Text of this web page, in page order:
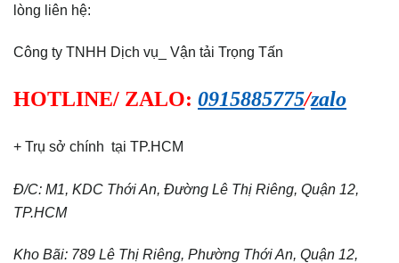
lòng liên hệ:
Công ty TNHH Dịch vụ_ Vận tải Trọng Tấn
HOTLINE/ ZALO: 0915885775/zalo
+ Trụ sở chính tại TP.HCM
Đ/C: M1, KDC Thới An, Đường Lê Thị Riêng, Quận 12,
TP.HCM
Kho Bãi: 789 Lê Thị Riêng, Phường Thới An, Quận 12,